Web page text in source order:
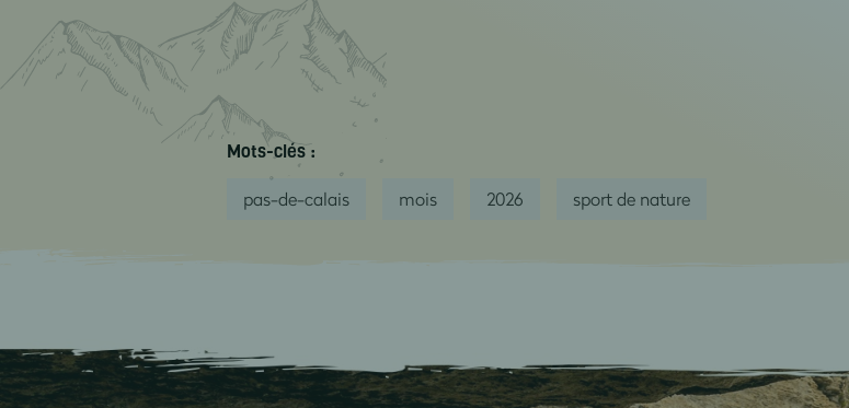
Mots-clés :
pas-de-calais mois 2026 sport de nature